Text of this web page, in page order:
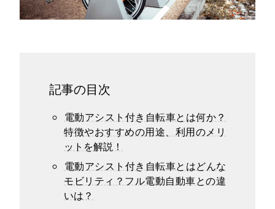
記事の目次
電動アシスト付き自転車とは何か？
特徴やおすすめの用途、利用のメリ
ットを解説！
電動アシスト付き自転車とはどんな
モビリティ？フル電動自動車との違
いは？